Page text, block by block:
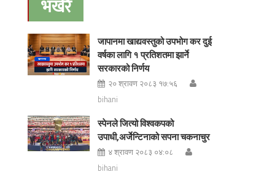
भर्खरै
जापानमा खाद्यवस्तुको उपभोग कर दुई
वर्षका लागि १ प्रतिशतमा झार्ने
सरकारको निर्णय
२० श्रावण २०८३ १७:५६
bihani
स्पेनले जित्यो विश्वकपको
उपाधी,अर्जेन्टिनाको सपना चकनाचुर
४ श्रावण २०८३ ०४:०८
bihani